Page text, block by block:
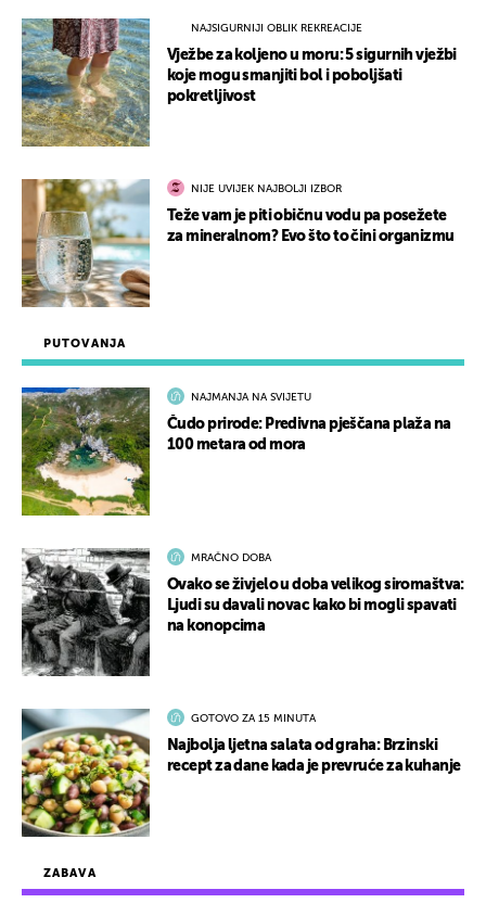
ZABAVA
PUTOVANJA
NAJMANJA NA SVIJETU
Čudo prirode: Predivna pješčana plaža na
100 metara od mora
MRAČNO DOBA
Ovako se živjelo u doba velikog siromaštva:
Ljudi su davali novac kako bi mogli spavati
na konopcima
GOTOVO ZA 15 MINUTA
Najbolja ljetna salata od graha: Brzinski
recept za dane kada je prevruće za kuhanje
NAJSIGURNIJI OBLIK REKREACIJE
Vježbe za koljeno u moru: 5 sigurnih vježbi
koje mogu smanjiti bol i poboljšati
pokretljivost
NIJE UVIJEK NAJBOLJI IZBOR
Teže vam je piti običnu vodu pa posežete
za mineralnom? Evo što to čini organizmu